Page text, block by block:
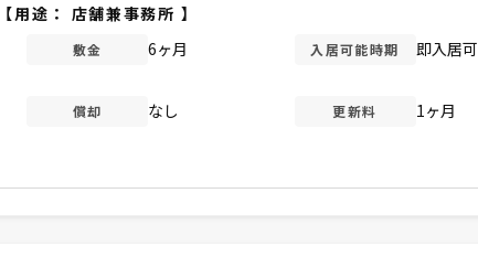
【用途： 店舗兼事務所 】
敷金 6ヶ月 入居可能時期 即入居可
償却 なし 更新料 1ヶ月